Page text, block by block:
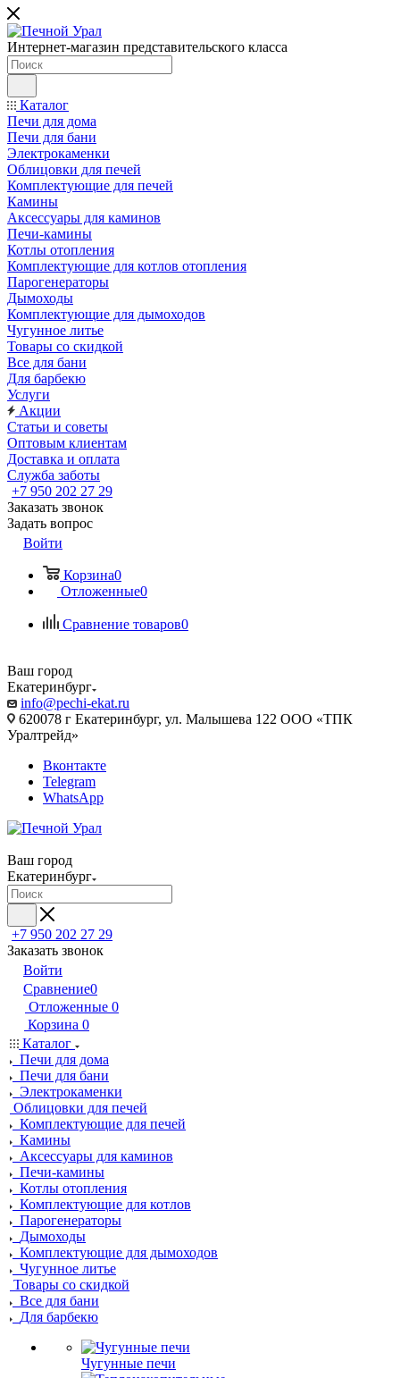
Интернет-магазин представительского класса
Каталог
Печи для дома
Печи для бани
Электрокаменки
Облицовки для печей
Комплектующие для печей
Камины
Аксессуары для каминов
Печи-камины
Котлы отопления
Комплектующие для котлов отопления
Парогенераторы
Дымоходы
Комплектующие для дымоходов
Чугунное литье
Товары со скидкой
Все для бани
Для барбекю
Услуги
Акции
Статьи и советы
Оптовым клиентам
Доставка и оплата
Служба заботы
+7 950 202 27 29
Заказать звонок
Задать вопрос
Войти
Корзина0
Отложенные0
Сравнение товаров0
Ваш город
Екатеринбург
info@pechi-ekat.ru
620078 г Екатеринбург, ул. Малышева 122 ООО «ТПК
Уралтрейд»
Вконтакте
Telegram
WhatsApp
Ваш город
Екатеринбург
+7 950 202 27 29
Заказать звонок
Войти
Сравнение0
Отложенные 0
Корзина 0
Каталог
Печи для дома
Печи для бани
Электрокаменки
Облицовки для печей
Комплектующие для печей
Камины
Аксессуары для каминов
Печи-камины
Котлы отопления
Комплектующие для котлов
Парогенераторы
Дымоходы
Комплектующие для дымоходов
Чугунное литье
Товары со скидкой
Все для бани
Для барбекю
Чугунные печи